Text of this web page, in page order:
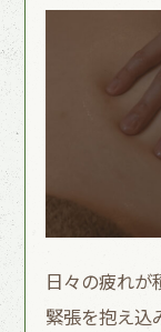
日々の疲れが
緊張を抱え込